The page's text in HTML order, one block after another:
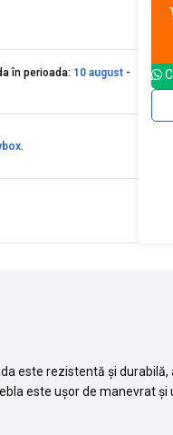
în perioada: 10 august-
.
este rezistentă și
este ușor de manevrat